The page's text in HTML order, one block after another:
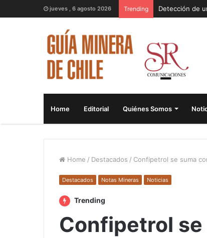
jueves , 6 agosto 2026 Trending
Home Editorial Quiénes Somos
Home / Destacados / Confipetrol se suma
Destacados Notas Mineras Noticias
Trending
Confipetrol